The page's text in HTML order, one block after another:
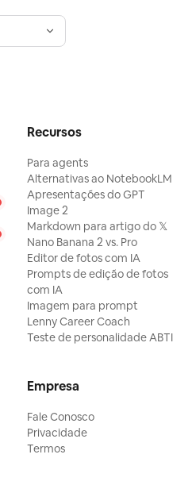
Recursos
Para agents
Alternativas ao NotebookLM
Apresentações do GPT
Image 2
Markdown para artigo do 𝕏
Nano Banana 2 vs. Pro
Editor de fotos com IA
Prompts de edição de fotos
com IA
Imagem para prompt
Lenny Career Coach
Teste de personalidade ABTI
Empresa
Fale Conosco
Privacidade
Termos